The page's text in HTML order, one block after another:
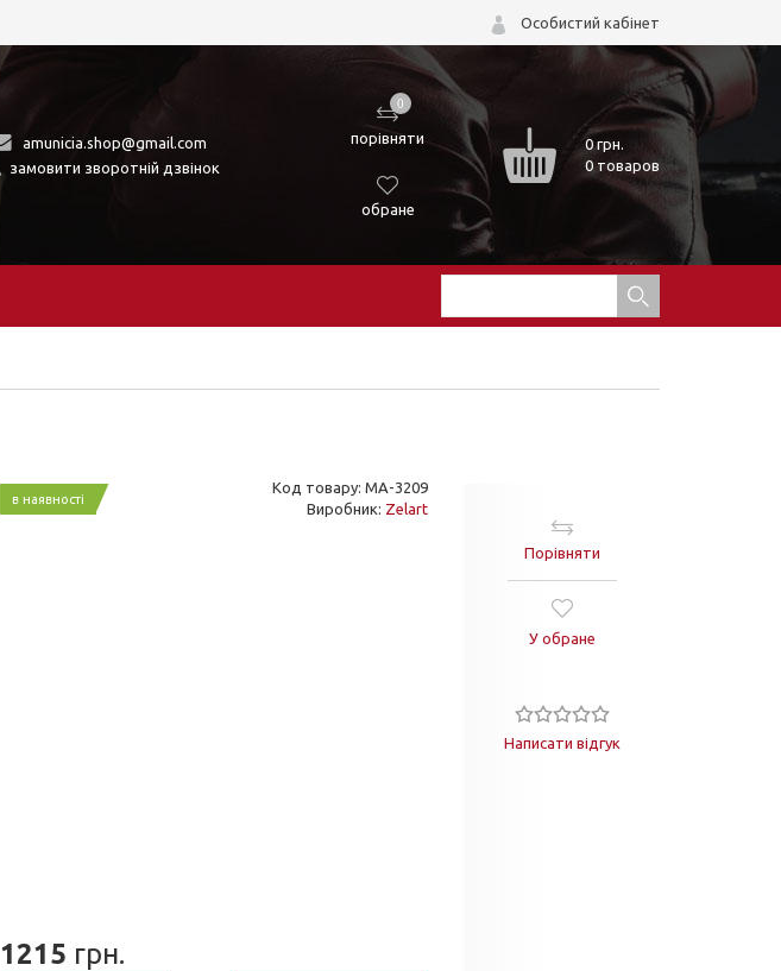
Особистий кабінет
amunicia.shop@gmail.com
замовити зворотній дзвінок
0
порівняти
обране
0грн.
0 товаров
в наявності
Код товару: MA-3209
Виробник: Zelart
1215 грн.
Порівняти
У обране
Написати відгук